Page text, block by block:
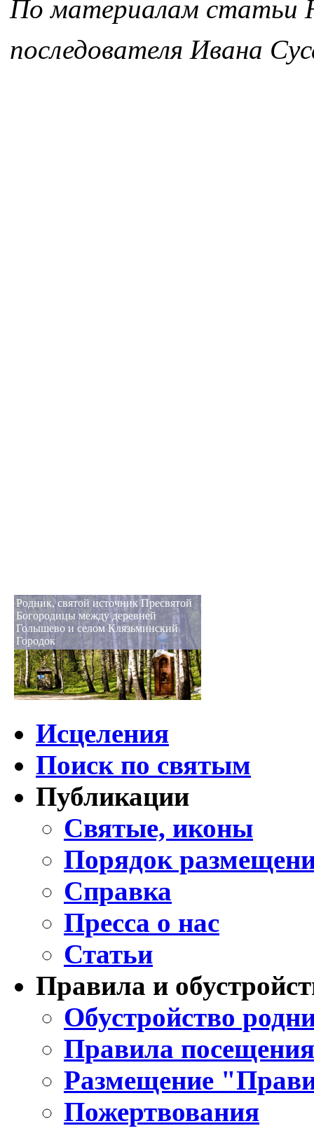
По материалам статьи
последователя Ивана
Родник, святой источник Пресвятой
Богородицы между деревней
Голышево и селом Клязьминский
Городок
Исцеления
Поиск по святым
Публикации
Святые, иконы
Порядок
Справка
Пресса о нас
Статьи
Правила и
Обустройство
Правила
Размещение
Пожертвования